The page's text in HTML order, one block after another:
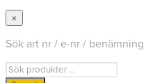
×
Sök art nr / e-nr / benämning